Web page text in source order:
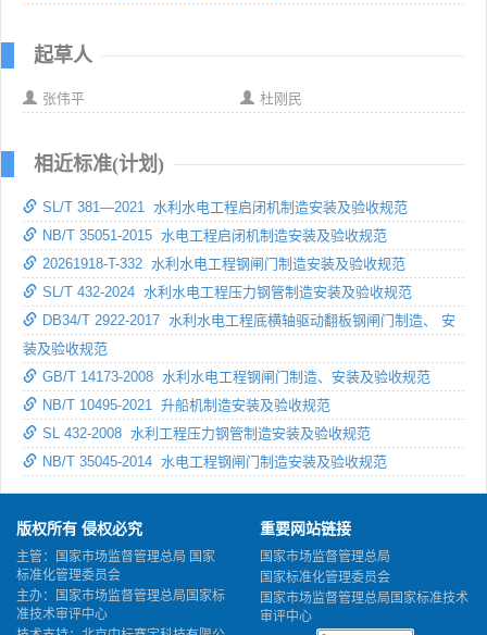
起草人
张伟平 杜刚民
相近标准(计划)
SL/T 381—2021 水利水电工程启闭机制造安装及验收规范
NB/T 35051-2015 水电工程启闭机制造安装及验收规范
20261918-T-332 水利水电工程钢闸门制造安装及验收规范
SL/T 432-2024 水利水电工程压力钢管制造安装及验收规范
DB34/T 2922-2017 水利水电工程底横轴驱动翻板钢闸门制造、 安
装及验收规范
GB/T 14173-2008 水利水电工程钢闸门制造、安装及验收规范
NB/T 10495-2021 升船机制造安装及验收规范
SL 432-2008 水利工程压力钢管制造安装及验收规范
NB/T 35045-2014 水电工程钢闸门制造安装及验收规范
版权所有 侵权必究
主管：国家市场监督管理总局 国家
标准化管理委员会
主办：国家市场监督管理总局国家标
准技术审评中心
重要网站链接
国家市场监督管理总局
国家标准化管理委员会
国家市场监督管理总局国家标准技术
审评中心